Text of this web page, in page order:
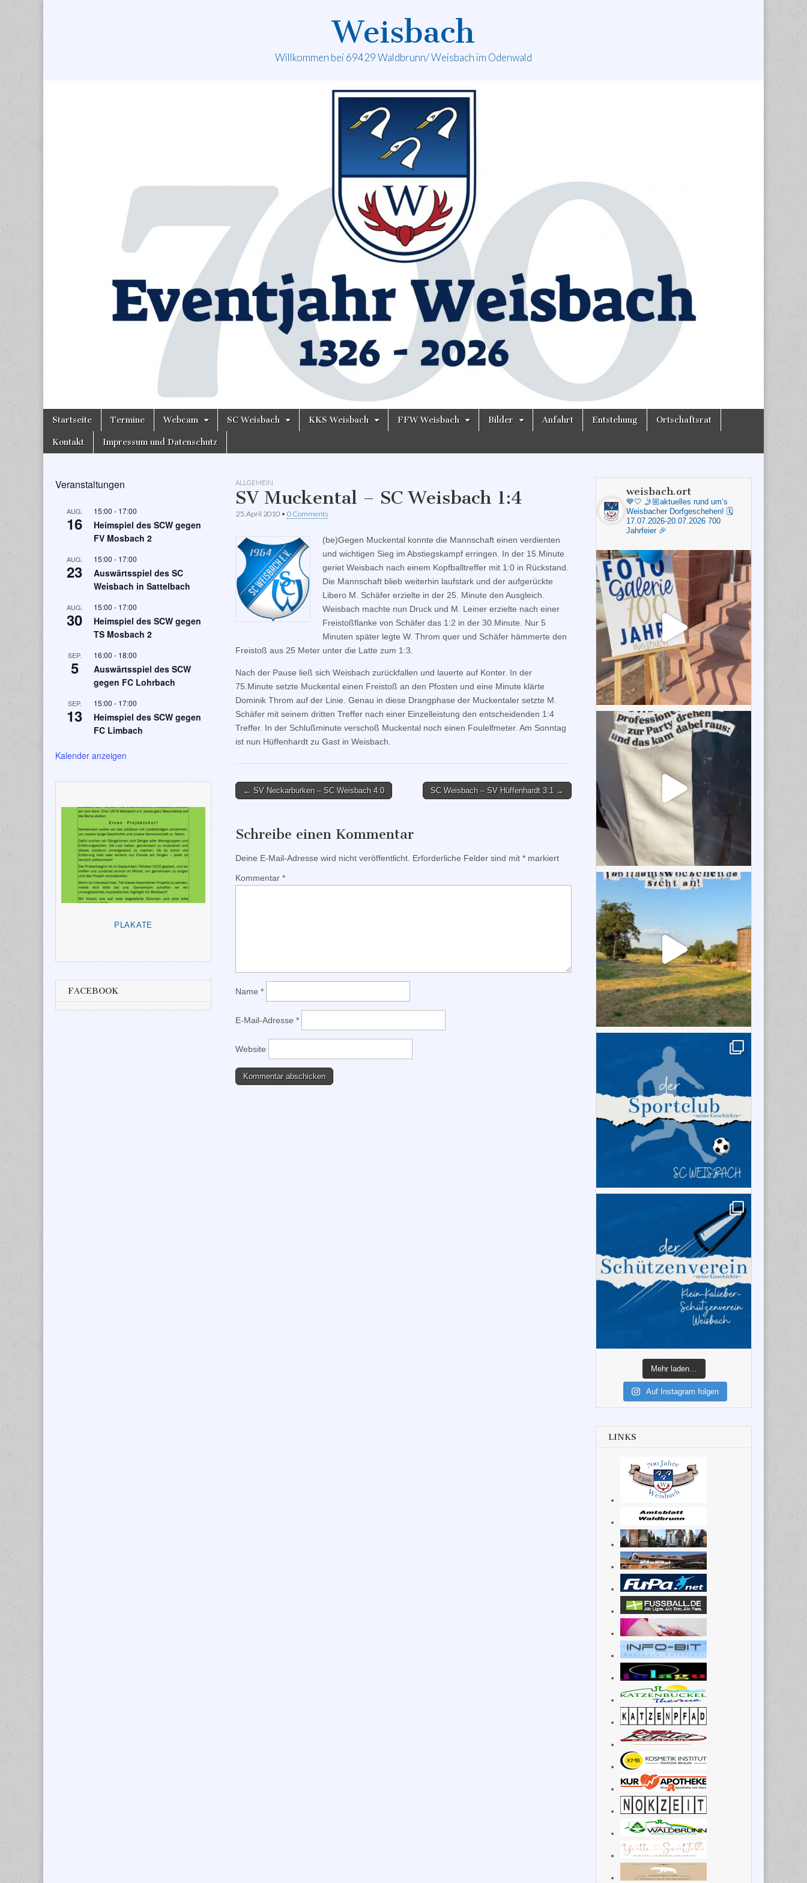
Weisbach
Willkommen bei 69429 Waldbrunn/ Weisbach im Odenwald
Main
Skip
content
Startseite Termine Webcam SC Weisbach KKS Weisbach FFW Weisbach Bilder Anfahrt Entstehung Ortschaftsrat
Kontakt Impressum und Datenschutz
ALLGEMEIN
SV Muckental – SC Weisbach 1:4
25. April 2010 • 0 Comments
(be)Gegen Muckental konnte die Mannschaft einen verdienten
und wichtigen Sieg im Abstiegskampf erringen. In der 15.Minute
geriet Weisbach nach einem Kopfballtreffer mit 1:0 in Rückstand.
Die Mannschaft blieb weiterhin laufstark und der aufgerückte
Libero M. Schäfer erzielte in der 25. Minute den Ausgleich.
Weisbach machte nun Druck und M. Leiner erzielte nach einer
Freistoßflanke von Schäfer das 1:2 in der 30.Minute. Nur 5
Minuten später legte W. Throm quer und Schäfer hämmerte den
Freistoß aus 25 Meter unter die Latte zum 1:3.
Nach der Pause ließ sich Weisbach zurückfallen und lauerte auf Konter. In der
75.Minute setzte Muckental einen Freistoß an den Pfosten und eine Minute klärte
Dominik Throm auf der Linie. Genau in diese Drangphase der Muckentaler setzte M.
Schäfer mit seinem dritten Treffer nach einer Einzelleistung den entscheidenden 1:4
Treffer. In der Schlußminute verschoß Muckental noch einen Foulelfmeter. Am Sonntag
ist nun Hüffenhardt zu Gast in Weisbach.
Post
← SV Neckarburken – SC Weisbach 4:0 SC Weisbach – SV Hüffenhardt 3:1 →
Schreibe einen Kommentar
Deine E-Mail-Adresse wird nicht veröffentlicht. Erforderliche Felder sind mit * markiert
Kommentar *
Name *
E-Mail-Adresse *
Website
Veranstaltungen
AUG.
16
15:00 - 17:00
Heimspiel des SCW gegen
FV Mosbach 2
AUG.
23
15:00 - 17:00
Auswärtsspiel des SC
Weisbach in Sattelbach
AUG.
30
15:00 - 17:00
Heimspiel des SCW gegen
TS Mosbach 2
SEP.
5
16:00 - 18:00
Auswärtsspiel des SCW
gegen FC Lohrbach
SEP.
13
15:00 - 17:00
Heimspiel des SCW gegen
FC Limbach
Kalender anzeigen
PLAKATE
FACEBOOK
weisbach.ort
💙🤍 🤳🏼aktuelles rund um‘s
Weisbacher Dorfgeschehen! 🗓️
17.07.2026-20.07.2026 700
Jahrfeier 🎉
Mehr laden…
Auf Instagram folgen
LINKS